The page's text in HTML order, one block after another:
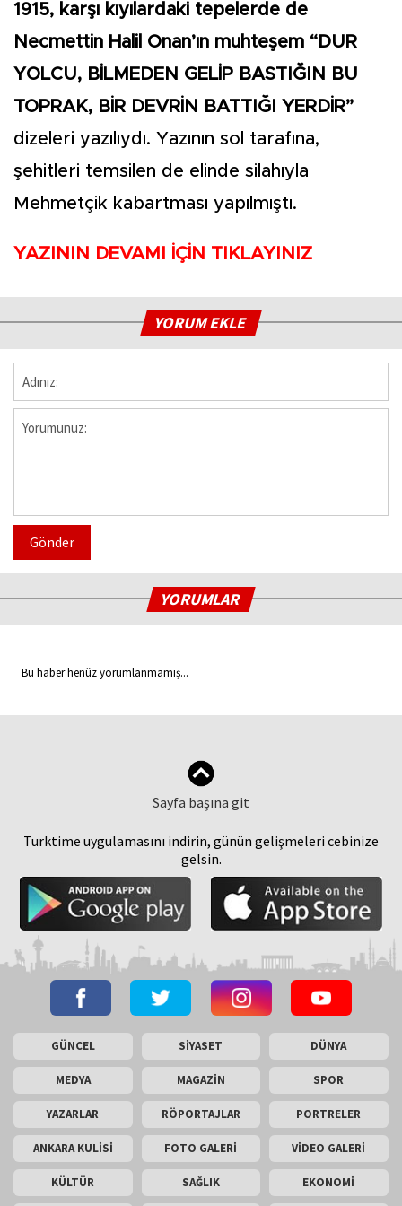
1915, karşı kıyılardaki tepelerde de
Necmettin Halil Onan’ın muhteşem “DUR
YOLCU, BİLMEDEN GELİP BASTIĞIN BU
TOPRAK, BİR DEVRİN BATTIĞI YERDİR”
dizeleri yazılıydı. Yazının sol tarafına,
şehitleri temsilen de elinde silahıyla
Mehmetçik kabartması yapılmıştı.
YAZININ DEVAMI İÇİN TIKLAYINIZ
YORUM EKLE
Gönder
YORUMLAR
Bu haber henüz yorumlanmamış...
Sayfa başına git
Turktime uygulamasını indirin, günün gelişmeleri cebinize
gelsin.
GÜNCEL SİYASET DÜNYA
MEDYA MAGAZİN SPOR
YAZARLAR RÖPORTAJLAR PORTRELER
ANKARA KULİSİ FOTO GALERİ VİDEO GALERİ
KÜLTÜR SAĞLIK EKONOMİ